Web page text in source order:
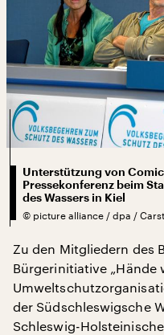
Unterstützung von
Pressekonferenz beim
des Wassers in Kiel
© picture alliance / dpa /
Zu den Mitgliedern des
Bürgerinitiative „Hände
der Südschleswigsche
Schleswig-